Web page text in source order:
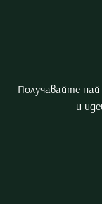
Получавайте
и